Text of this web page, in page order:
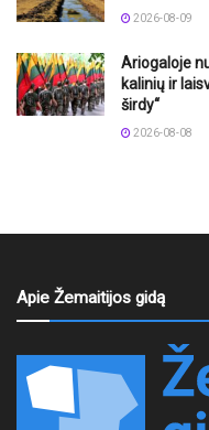
2026-08-09
Ariogaloje
kalinių ir
širdy“
2026-08-08
Apie Žemaitijos gidą